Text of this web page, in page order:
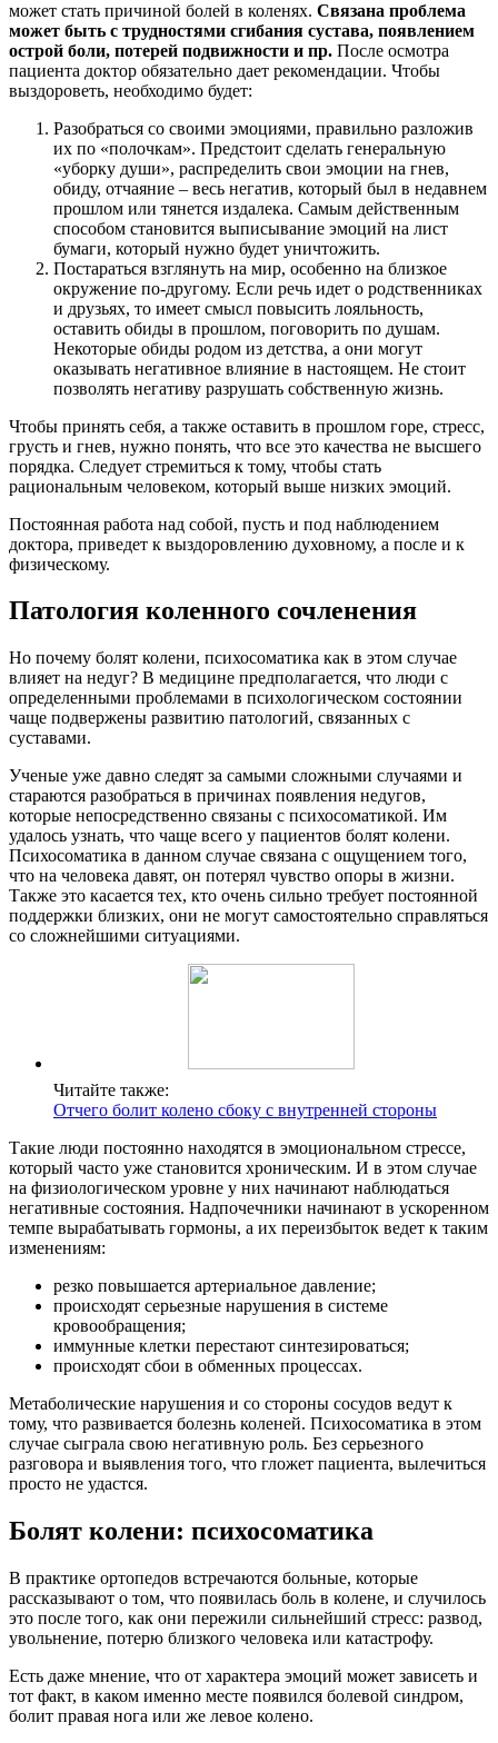
может стать причиной болей в коленях. Связана проблема
может быть с трудностями сгибания сустава, появлением
острой боли, потерей подвижности и пр. После осмотра
пациента доктор обязательно дает рекомендации. Чтобы
выздороветь, необходимо будет:
Разобраться со своими эмоциями, правильно разложив
их по «полочкам». Предстоит сделать генеральную
«уборку души», распределить свои эмоции на гнев,
обиду, отчаяние – весь негатив, который был в недавнем
прошлом или тянется издалека. Самым действенным
способом становится выписывание эмоций на лист
бумаги, который нужно будет уничтожить.
Постараться взглянуть на мир, особенно на близкое
окружение по-другому. Если речь идет о родственниках
и друзьях, то имеет смысл повысить лояльность,
оставить обиды в прошлом, поговорить по душам.
Некоторые обиды родом из детства, а они могут
оказывать негативное влияние в настоящем. Не стоит
позволять негативу разрушать собственную жизнь.
Чтобы принять себя, а также оставить в прошлом горе, стресс,
грусть и гнев, нужно понять, что все это качества не высшего
порядка. Следует стремиться к тому, чтобы стать
рациональным человеком, который выше низких эмоций.
Постоянная работа над собой, пусть и под наблюдением
доктора, приведет к выздоровлению духовному, а после и к
физическому.
Патология коленного сочленения
Но почему болят колени, психосоматика как в этом случае
влияет на недуг? В медицине предполагается, что люди с
определенными проблемами в психологическом состоянии
чаще подвержены развитию патологий, связанных с
суставами.
Ученые уже давно следят за самыми сложными случаями и
стараются разобраться в причинах появления недугов,
которые непосредственно связаны с психосоматикой. Им
удалось узнать, что чаще всего у пациентов болят колени.
Психосоматика в данном случае связана с ощущением того,
что на человека давят, он потерял чувство опоры в жизни.
Также это касается тех, кто очень сильно требует постоянной
поддержки близких, они не могут самостоятельно справляться
со сложнейшими ситуациями.
Читайте также:
Отчего болит колено сбоку с внутренней стороны
Такие люди постоянно находятся в эмоциональном стрессе,
который часто уже становится хроническим. И в этом случае
на физиологическом уровне у них начинают наблюдаться
негативные состояния. Надпочечники начинают в ускоренном
темпе вырабатывать гормоны, а их переизбыток ведет к таким
изменениям:
резко повышается артериальное давление;
происходят серьезные нарушения в системе
кровообращения;
иммунные клетки перестают синтезироваться;
происходят сбои в обменных процессах.
Метаболические нарушения и со стороны сосудов ведут к
тому, что развивается болезнь коленей. Психосоматика в этом
случае сыграла свою негативную роль. Без серьезного
разговора и выявления того, что гложет пациента, вылечиться
просто не удастся.
Болят колени: психосоматика
В практике ортопедов встречаются больные, которые
рассказывают о том, что появилась боль в колене, и случилось
это после того, как они пережили сильнейший стресс: развод,
увольнение, потерю близкого человека или катастрофу.
Есть даже мнение, что от характера эмоций может зависеть и
тот факт, в каком именно месте появился болевой синдром,
болит правая нога или же левое колено.